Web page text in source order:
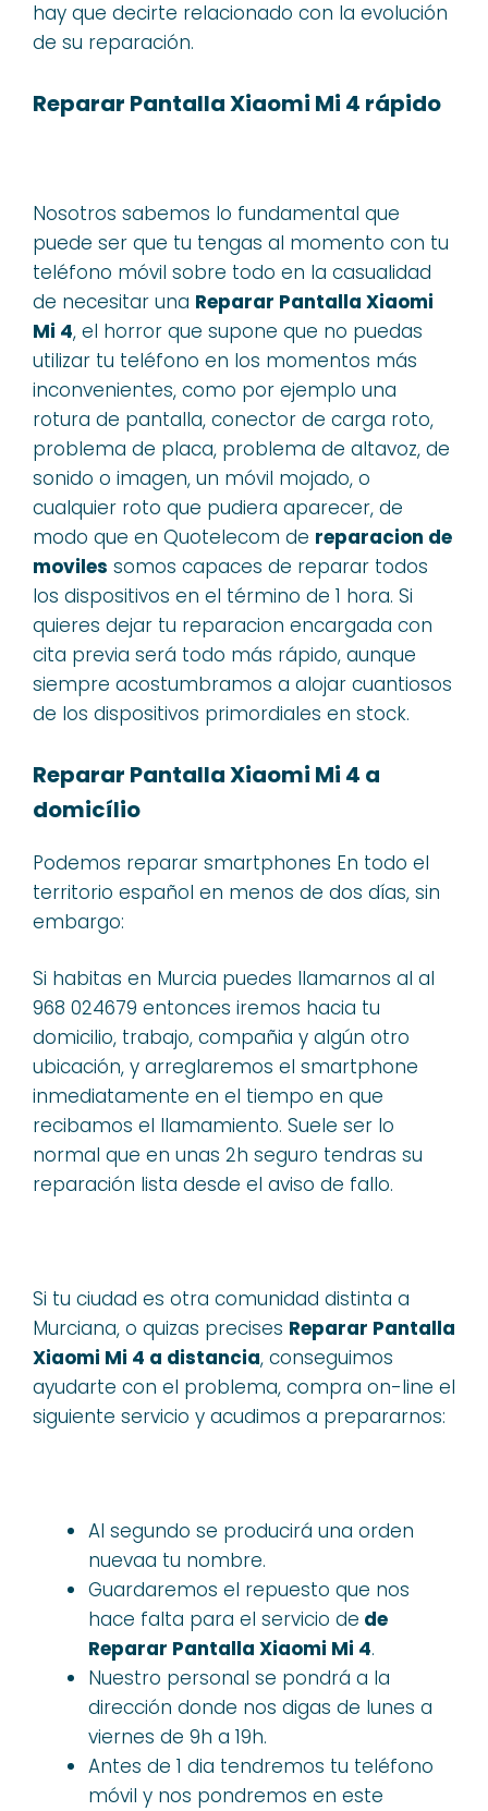
hay que decirte relacionado con la evolución
de su reparación.
Reparar Pantalla Xiaomi Mi 4 rápido
Nosotros sabemos lo fundamental que
puede ser que tu tengas al momento con tu
teléfono móvil sobre todo en la casualidad
de necesitar una Reparar Pantalla Xiaomi
Mi 4, el horror que supone que no puedas
utilizar tu teléfono en los momentos más
inconvenientes, como por ejemplo una
rotura de pantalla, conector de carga roto,
problema de placa, problema de altavoz, de
sonido o imagen, un móvil mojado, o
cualquier roto que pudiera aparecer, de
modo que en Quotelecom de reparacion de
moviles somos capaces de reparar todos
los dispositivos en el término de 1 hora. Si
quieres dejar tu reparacion encargada con
cita previa será todo más rápido, aunque
siempre acostumbramos a alojar cuantiosos
de los dispositivos primordiales en stock.
Reparar Pantalla Xiaomi Mi 4 a
domicílio
Podemos reparar smartphones En todo el
territorio español en menos de dos días, sin
embargo:
Si habitas en Murcia puedes llamarnos al al
968 024679 entonces iremos hacia tu
domicilio, trabajo, compañia y algún otro
ubicación, y arreglaremos el smartphone
inmediatamente en el tiempo en que
recibamos el llamamiento. Suele ser lo
normal que en unas 2h seguro tendras su
reparación lista desde el aviso de fallo.
Si tu ciudad es otra comunidad distinta a
Murciana, o quizas precises Reparar Pantalla
Xiaomi Mi 4 a distancia, conseguimos
ayudarte con el problema, compra on-line el
siguiente servicio y acudimos a prepararnos:
Al segundo se producirá una orden
nuevaa tu nombre.
Guardaremos el repuesto que nos
hace falta para el servicio de de
Reparar Pantalla Xiaomi Mi 4.
Nuestro personal se pondrá a la
dirección donde nos digas de lunes a
viernes de 9h a 19h.
Antes de 1 dia tendremos tu teléfono
móvil y nos pondremos en este